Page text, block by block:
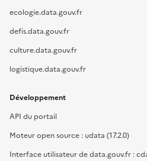
ecologie.data.gouv.fr
defis.data.gouv.fr
culture.data.gouv.fr
logistique.data.gouv.fr
Développement
API du portail
Moteur open source : udata (17.2.0)
Interface utilisateur de data.gouv.fr :